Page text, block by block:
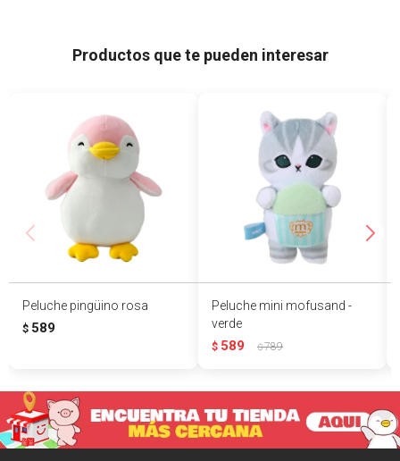
Productos que te pueden interesar
Peluche pingüino rosa
$ 589
Peluche mini mofusand -
verde
$ 589 $789